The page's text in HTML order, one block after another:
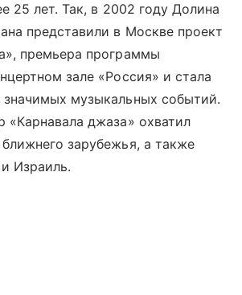
25 лет. Так, в 2002 году Долина
представили в Москве проект
премьера программы
зале «Россия» и стала
музыкальных событий.
«Карнавала джаза» охватил
зарубежья, а также
Израиль.